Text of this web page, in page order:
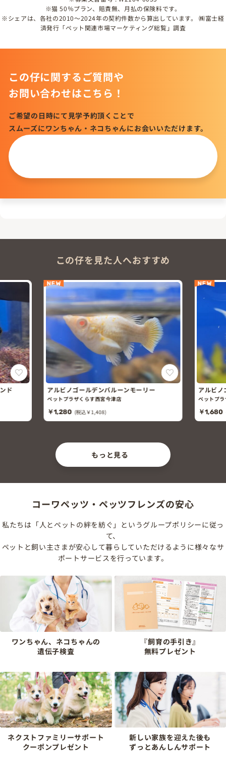
※猫 50％プラン、賠責無、月払の保険料です。
※シェアは、各社の2010～2024年の契約件数から算出しています。 ㈱富士経
済発行「ペット関連市場マーケティング総覧」調査
この仔に関するご質問や
お問い合わせはこちら！
ご希望の日時にて見学予約頂くことで
スムーズにワンちゃん・ネコちゃんにお会いいただけます。
この仔を見た人へおすすめ
ド
NEW
アルビノゴールデンバルーンモーリー
ペットプラザくらす西宮今津店
￥1,280 (税込￥1,408)
NEW
アルビノ
リー
ペットプ
￥1,680
もっと見る
コーワペッツ・ペッツフレンズの安心
私たちは「人とペットの絆を紡ぐ」というグループポリシーに従っ
て、
ペットと飼い主さまが安心して暮らしていただけるように様々なサ
ポートサービスを行っています。
ワンちゃん、ネコちゃんの
遺伝子検査
『飼育の手引き』
無料プレゼント
ネクストファミリーサポート
クーポンプレゼント
新しい家族を迎えた後も
ずっとあんしんサポート